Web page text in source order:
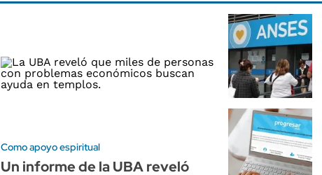
Como apoyo espiritual
Un informe de la UBA reveló